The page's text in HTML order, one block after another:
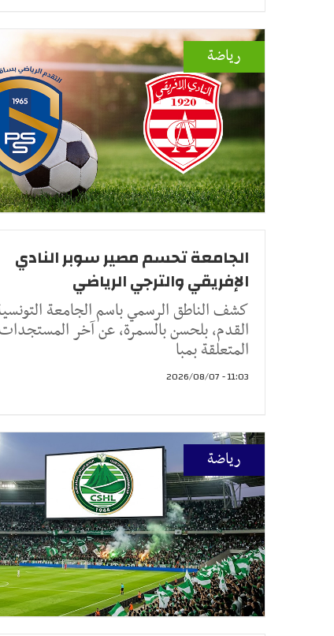
رياضة
الجامعة تحسم مصير سوبر النادي
الإفريقي والترجي الرياضي
كشف الناطق الرسمي باسم الجامعة
القدم، بلحسن بالسمرة، عن آخر المستجدات
المتعلقة بمبا
11:03 - 2026/08/07
رياضة